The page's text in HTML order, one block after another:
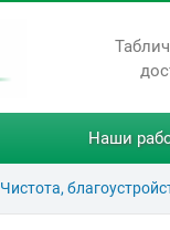
Наши
Чистота,